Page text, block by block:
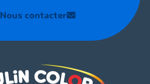
Nous contacter